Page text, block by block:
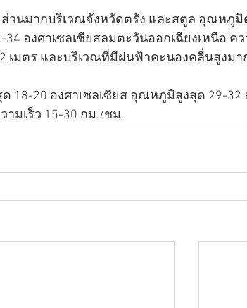
ส่วนมากบริเวณจังหวัดตรัง และสตูล อุณหภูมิ
องศาเซลเซียสลมตะวันออกเฉียงเหนือ คว
เมตร และบริเวณที่มีฝนฟ้าคะนองคลื่นสูงมาก
20 องศาเซลเซียส อุณหภูมิสูงสุด 29-32
ามเร็ว 15-30 กม./ชม.